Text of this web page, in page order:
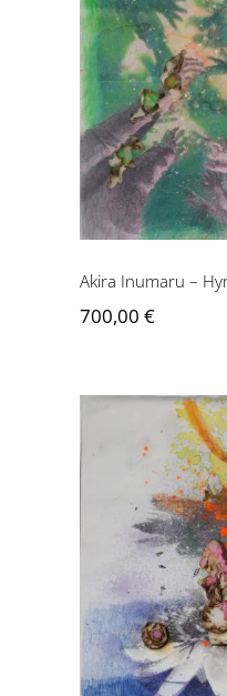
Akira
Akira Inumaru –
700,00 €
Akira
8